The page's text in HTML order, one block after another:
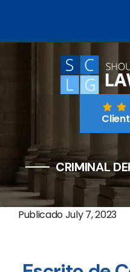
CRIMINAL
PublicadoJuly 7, 2023